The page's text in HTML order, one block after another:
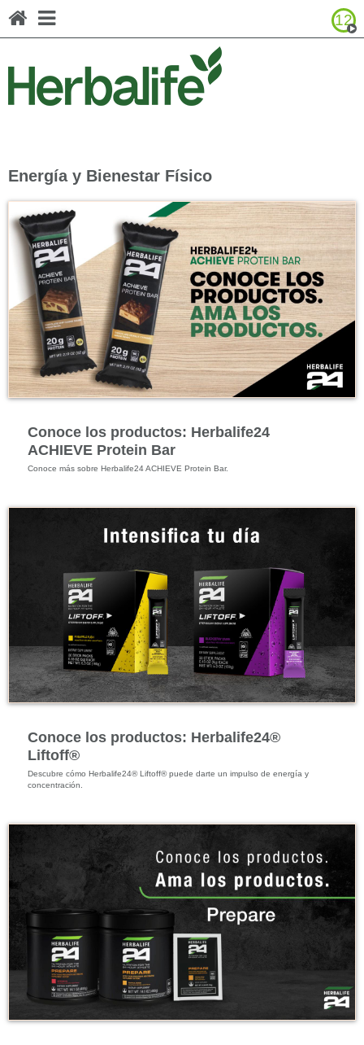
12
Navegar por el catálogo de productos
United States - English Canada - English
Energía y Bienestar Físico
Conoce los productos: Herbalife24
ACHIEVE Protein Bar
Conoce más sobre Herbalife24 ACHIEVE Protein Bar.
Conoce los productos: Herbalife24®
Liftoff®
Descubre cómo Herbalife24® Liftoff® puede darte un impulso de energía y
concentración.